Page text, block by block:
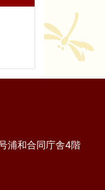
浦和合同庁舎4階